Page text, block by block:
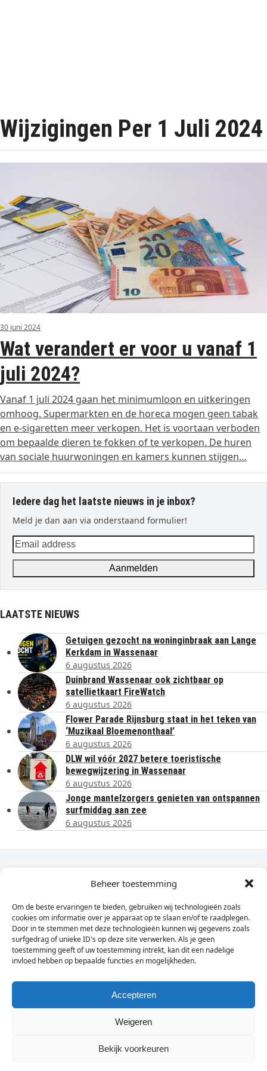
Beheer toestemming
Om de beste ervaringen te bieden, gebruiken wij technologieën zoals
cookies om informatie over je apparaat op te slaan en/of te raadplegen.
Door in te stemmen met deze technologieën kunnen wij gegevens zoals
surfgedrag of unieke ID's op deze site verwerken. Als je geen
toestemming geeft of uw toestemming intrekt, kan dit een nadelige
invloed hebben op bepaalde functies en mogelijkheden.
Accepteren
Weigeren
Bekijk voorkeuren
Wijzigingen Per 1 Juli 2024
30 juni 2024
Wat verandert er voor u vanaf 1
juli 2024?
Vanaf 1 juli 2024 gaan het minimumloon en uitkeringen
omhoog. Supermarkten en de horeca mogen geen tabak
en e-sigaretten meer verkopen. Het is voortaan verboden
om bepaalde dieren te fokken of te verkopen. De huren
van sociale huurwoningen en kamers kunnen stijgen…
Iedere dag het laatste nieuws in je inbox?
Meld je dan aan via onderstaand formulier!
Email
address
Aanmelden
LAATSTE NIEUWS
Getuigen gezocht na woninginbraak aan Lange
Kerkdam in Wassenaar
6 augustus 2026
Duinbrand Wassenaar ook zichtbaar op
satellietkaart FireWatch
6 augustus 2026
Flower Parade Rijnsburg staat in het teken van
‘Muzikaal Bloemenonthaal’
6 augustus 2026
DLW wil vóór 2027 betere toeristische
bewegwijzering in Wassenaar
6 augustus 2026
Jonge mantelzorgers genieten van ontspannen
surfmiddag aan zee
6 augustus 2026
Dagelijks het laatste nieuws in je e-mail?
Vul
hier
je
e-
mailadres
in
Sign Up